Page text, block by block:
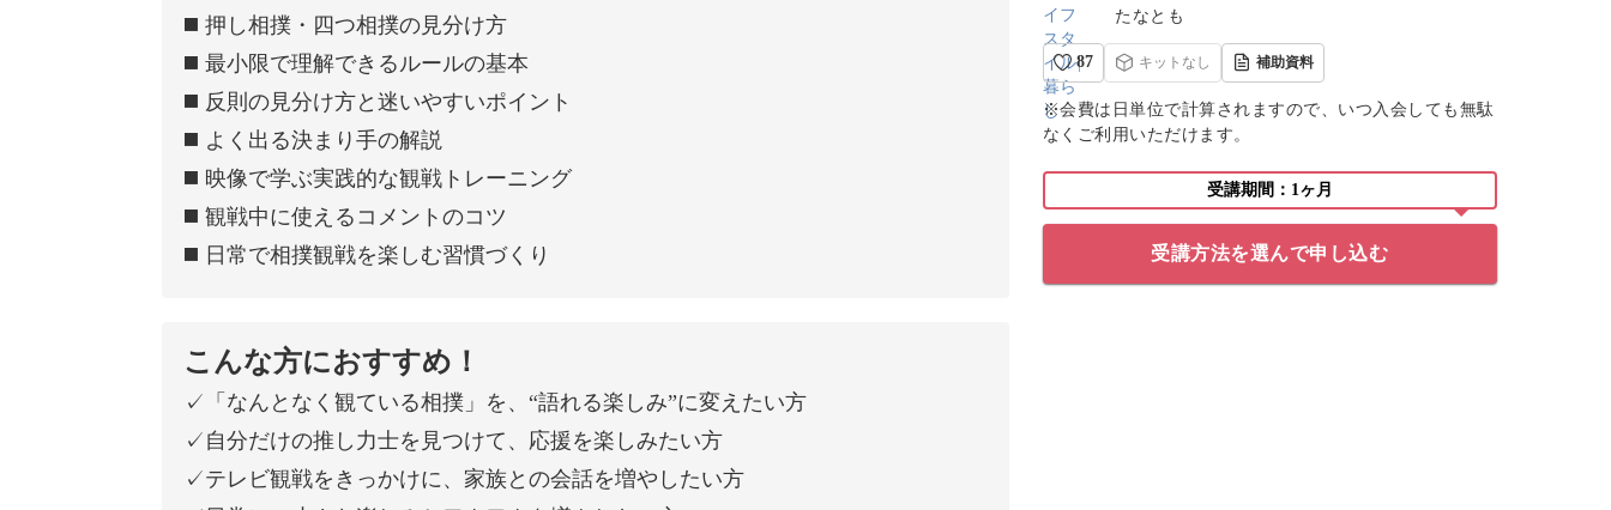
たなとも
87 キットなし 補助資料
※会費は日単位で計算されますので、いつ入会しても無駄
なくご利用いただけます。
受講期間：1ヶ月
受講方法を選んで申し込む
◼️ 押し相撲・四つ相撲の見分け方
◼️ 最小限で理解できるルールの基本
◼️ 反則の見分け方と迷いやすいポイント
◼️ よく出る決まり手の解説
◼️ 映像で学ぶ実践的な観戦トレーニング
◼️ 観戦中に使えるコメントのコツ
◼️ 日常で相撲観戦を楽しむ習慣づくり
こんな方におすすめ！
✓「なんとなく観ている相撲」を、“語れる楽しみ”に変えたい方
✓自分だけの推し力士を見つけて、応援を楽しみたい方
✓テレビ観戦をきっかけに、家族との会話を増やしたい方